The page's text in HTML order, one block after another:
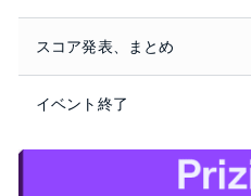
スコア発表、まとめ
イベント終了